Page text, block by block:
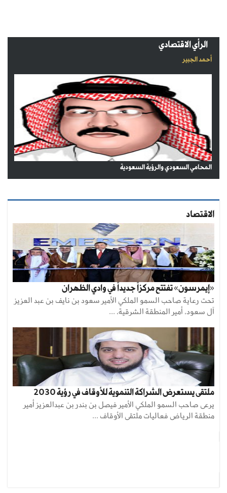
الرأي الاقتصادي
أحمد الجبير
المحامي السعودي والرؤية السعودية
الاقتصاد
«إيمرسون» تفتتح مركزاً جديداً في وادي الظهران
تحت رعاية صاحب السمو الملكي الأمير سعود بن نايف بن عبد العزيز
آل سعود، أمير المنطقة الشرقية، ...
ملتقى يستعرض الشراكة التنموية للأوقاف في رؤية 2030
يرعى صاحب السمو الملكي الأمير فيصل بن بندر بن عبدالعزيز أمير
منطقة الرياض فعاليات ملتقى الأوقاف ...